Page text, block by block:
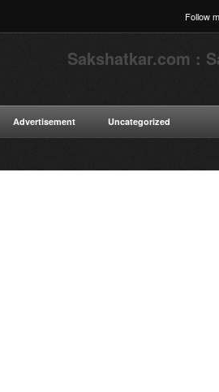
Follow
Sakshatkar.com :
Advertisement Uncategorized